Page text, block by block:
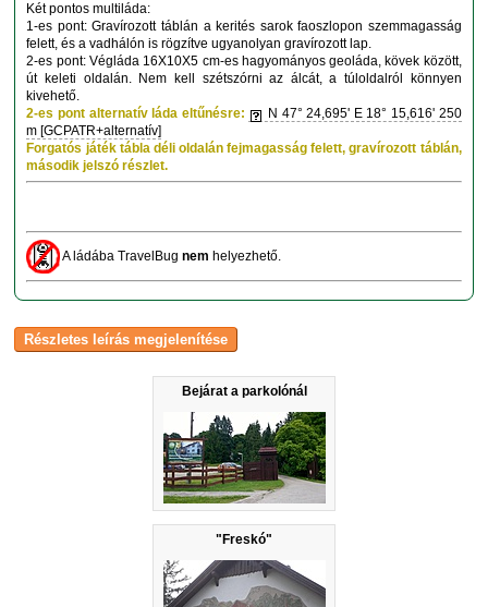
Bejárat a parkolónál
"Freskó"
Két pontos multiláda:
1-es pont: Gravírozott táblán a kerités sarok faoszlopon szemmagasság
felett, és a vadhálón is rögzítve ugyanolyan gravírozott lap.
2-es pont: Végláda 16X10X5 cm-es hagyományos geoláda, kövek között,
út keleti oldalán. Nem kell szétszórni az álcát, a túloldalról könnyen
kivehető.
2-es pont alternatív láda eltűnésre:
N 47° 24,695' E 18° 15,616' 250
m [GCPATR+alternatív]
Forgatós játék tábla déli oldalán fejmagasság felett, gravírozott táblán,
második jelszó részlet.
A ládába TravelBugnem helyezhető.